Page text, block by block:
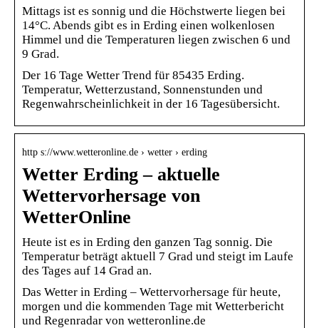
Mittags ist es sonnig und die Höchstwerte liegen bei
14°C. Abends gibt es in Erding einen wolkenlosen
Himmel und die Temperaturen liegen zwischen 6 und
9 Grad.
Der 16 Tage Wetter Trend für 85435 Erding.
Temperatur, Wetterzustand, Sonnenstunden und
Regenwahrscheinlichkeit in der 16 Tagesübersicht.
http s://www.wetteronline.de › wetter › erding
Wetter Erding – aktuelle
Wettervorhersage von
WetterOnline
Heute ist es in Erding den ganzen Tag sonnig. Die
Temperatur beträgt aktuell 7 Grad und steigt im Laufe
des Tages auf 14 Grad an.
Das Wetter in Erding – Wettervorhersage für heute,
morgen und die kommenden Tage mit Wetterbericht
und Regenradar von wetteronline.de